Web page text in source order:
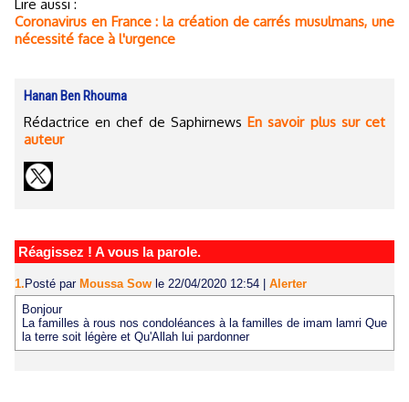
Lire aussi :
Coronavirus en France : la création de carrés musulmans, une
nécessité face à l'urgence
Hanan Ben Rhouma
Rédactrice en chef de SaphirnewsEn savoir plus sur cet
auteur
Réagissez ! A vous la parole.
1. Posté par Moussa Sow le 22/04/2020 12:54
Alerter
Bonjour
La familles à rous nos condoléances à la familles de imam lamri Que
la terre soit légère et Qu'Allah lui pardonner